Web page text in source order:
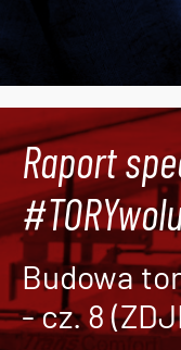
Raport
Budowa
- cz. 8